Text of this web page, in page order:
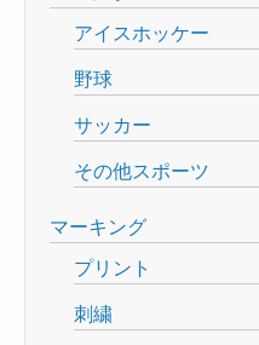
アイスホッケー
野球
サッカー
その他スポーツ
マーキング
プリント
刺繍